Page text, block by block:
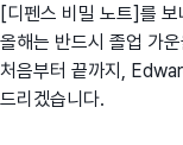
[디펜스 비밀 노트]를
올해는 반드시 졸업 가
처음부터 끝까지,
드리겠습니다.